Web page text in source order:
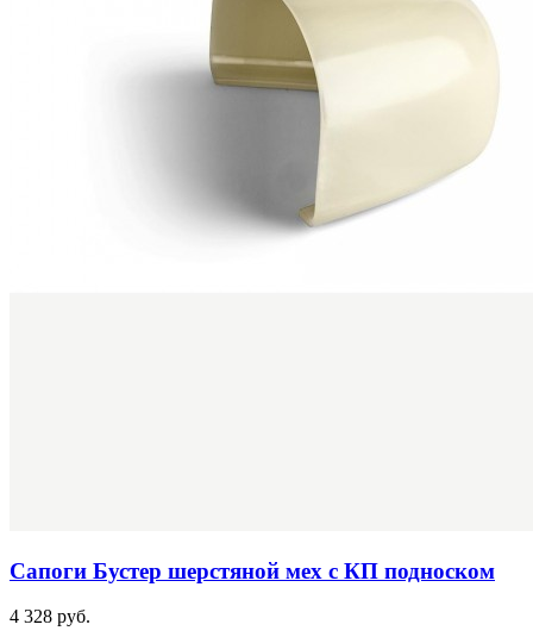
Сапоги Бустер шерстяной мех с КП подноском
4 328 руб.